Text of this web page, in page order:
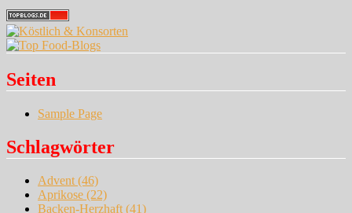
Seiten
Sample Page
Schlagwörter
Advent(46)
Aprikose (22)
Backen-Herzhaft(41)